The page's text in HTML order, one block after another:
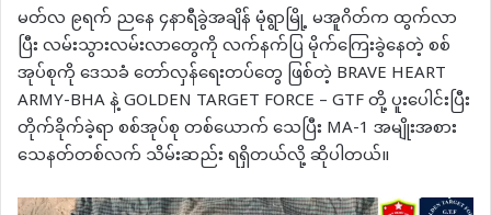
မတ်လ ၉ရက် ညနေ ၄နာရီခွဲအချိန် မုံရွာမြို့ မအူဂိတ်က ထွက်လာ
ပြီး လမ်းသွားလမ်းလာတွေကို လက်နက်ပြ မိုက်ကြေးခွဲနေတဲ့ စစ်
အုပ်စုကို ဒေသခံ တော်လှန်ရေးတပ်တွေ ဖြစ်တဲ့ BRAVE HEART
ARMY-BHA နဲ့ GOLDEN TARGET FORCE – GTF တို့ ပူးပေါင်းပြီး
တိုက်ခိုက်ခဲ့ရာ စစ်အုပ်စု တစ်ယောက် သေပြီး MA-1 အမျိုးအစား
သေနတ်တစ်လက် သိမ်းဆည်း ရရှိတယ်လို့ ဆိုပါတယ်။